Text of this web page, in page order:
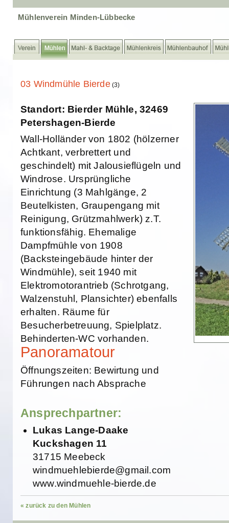
Mühlenverein Minden-Lübbecke
03 Windmühle Bierde(3)
Standort: Bierder Mühle, 32469
Petershagen-Bierde
Wall-Holländer von 1802 (hölzerner
Achtkant, verbrettert und
geschindelt) mit Jalousieflügeln und
Windrose. Ursprüngliche
Einrichtung (3 Mahlgänge, 2
Beutelkisten, Graupengang mit
Reinigung, Grützmahlwerk) z.T.
funktionsfähig. Ehemalige
Dampfmühle von 1908
(Backsteingebäude hinter der
Windmühle), seit 1940 mit
Elektromotorantrieb (Schrotgang,
Walzenstuhl, Plansichter) ebenfalls
erhalten. Räume für
Besucherbetreuung, Spielplatz.
Behinderten-WC vorhanden.
Panoramatour
Öffnungszeiten: Bewirtung und
Führungen nach Absprache
Ansprechpartner:
Lukas Lange-Daake
Kuckshagen 11
31715 Meebeck
windmuehlebierde@gmail.com
www.windmuehle-bierde.de
« zurück zu den Mühlen